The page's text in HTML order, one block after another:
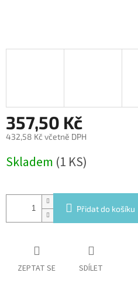
357,50 Kč
432,58 Kč včetně DPH
cena:
Skladem (1 KS)
Přidat do košíku
ZEPTAT SE SDÍLET